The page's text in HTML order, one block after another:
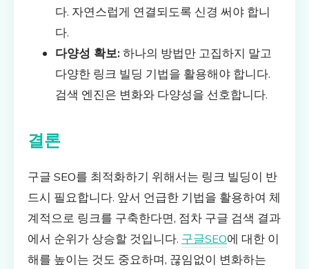
다. 자연스럽게 연결되도록 신경 써야 합니
다.
다양성 확보: 하나의 방법만 고집하지 말고
다양한 링크 빌딩 기법을 활용해야 합니다.
검색 엔진은 변화와 다양성을 선호합니다.
결론
구글 SEO를 최적화하기 위해서는 링크 빌딩이 반
드시 필요합니다. 앞서 언급한 기법을 활용하여 체
계적으로 링크를 구축한다면, 점차 구글 검색 결과
에서 순위가 상승할 것입니다. 구글SEO에 대한 이
해를 높이는 것도 중요하며, 끊임없이 변화하는